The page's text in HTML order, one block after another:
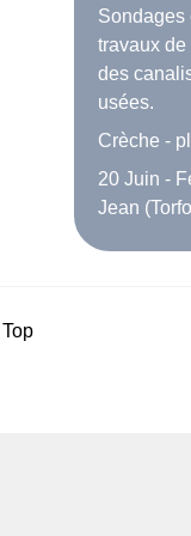
Sondages
travaux
des
usées.
Crèche -
20 Juin -
Jean